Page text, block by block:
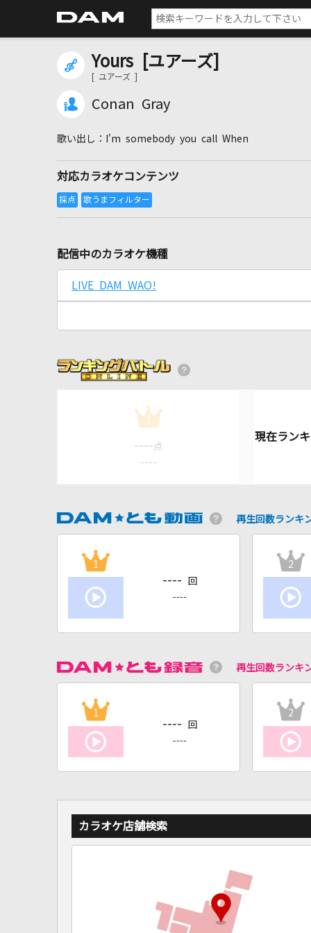
Yours [ユアーズ]
[ ユアーズ ]
Conan Gray
I'm somebody you call When
対応カラオケコンテンツ
配信中のカラオケ機種
LIVE DAM WAO!
1
---- 点
----
再生回数ランキ
1
---- 回
----
2
再生回数ランキ
1
---- 回
----
2
カラオケ店舗検索